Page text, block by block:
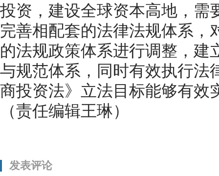
投资，建设全球资本高地，需
完善相配套的法律法规体系，
的法规政策体系进行调整，建
与规范体系，同时有效执行法
商投资法》立法目标能够有效
（责任编辑王琳）
发表评论